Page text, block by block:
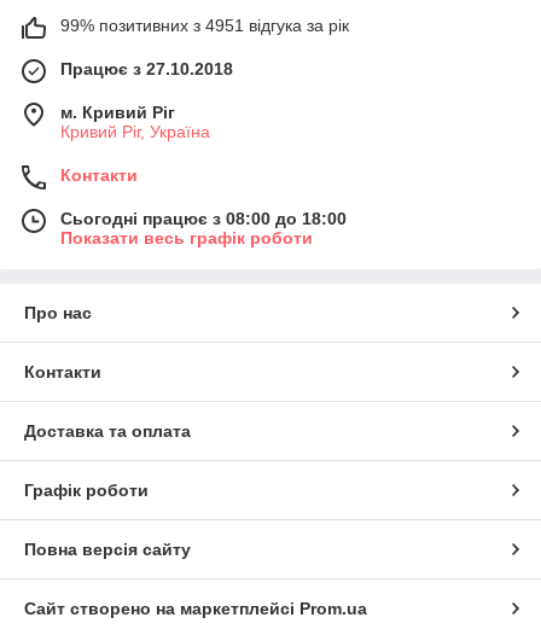
99% позитивних з 4951 відгука за рік
Працює з 27.10.2018
м. Кривий Ріг
Кривий Ріг, Україна
Контакти
Сьогодні працює з 08:00 до 18:00
Показати весь графік роботи
Про нас
Контакти
Доставка та оплата
Графік роботи
Повна версія сайту
Сайт створено на маркетплейсі Prom.ua